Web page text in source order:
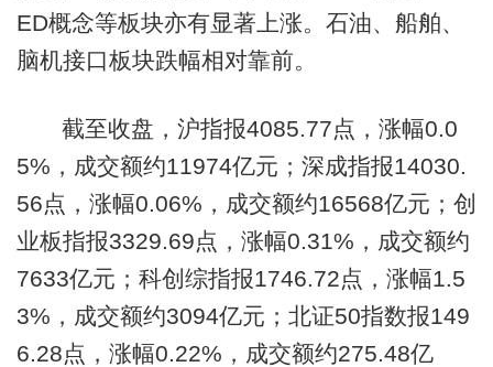
ED概念等板块亦有显著上涨。石油、船舶、
脑机接口板块跌幅相对靠前。
截至收盘，沪指报4085.77点，涨幅0.0
5%，成交额约11974亿元；深成指报14030.
56点，涨幅0.06%，成交额约16568亿元；创
业板指报3329.69点，涨幅0.31%，成交额约
7633亿元；科创综指报1746.72点，涨幅1.5
3%，成交额约3094亿元；北证50指数报149
6.28点，涨幅0.22%，成交额约275.48亿